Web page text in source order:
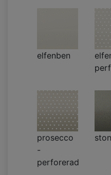
elfenben
prosecco
-
perforerad